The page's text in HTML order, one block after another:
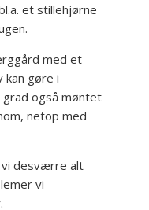
et stillehjørne
med et
kan gøre i
grad også møntet
netop med
vi desværre alt
vi